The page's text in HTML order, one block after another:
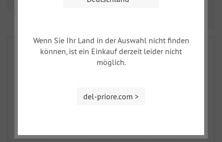
Wenn Sie Ihr Land in der Auswahl nicht finden
können, ist ein Einkauf derzeit leider nicht
möglich.
del-priore.com >